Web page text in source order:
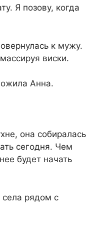
Я позову, когда
к мужу.
виски.
Анна.
она собиралась
сегодня. Чем
будет начать
рядом с